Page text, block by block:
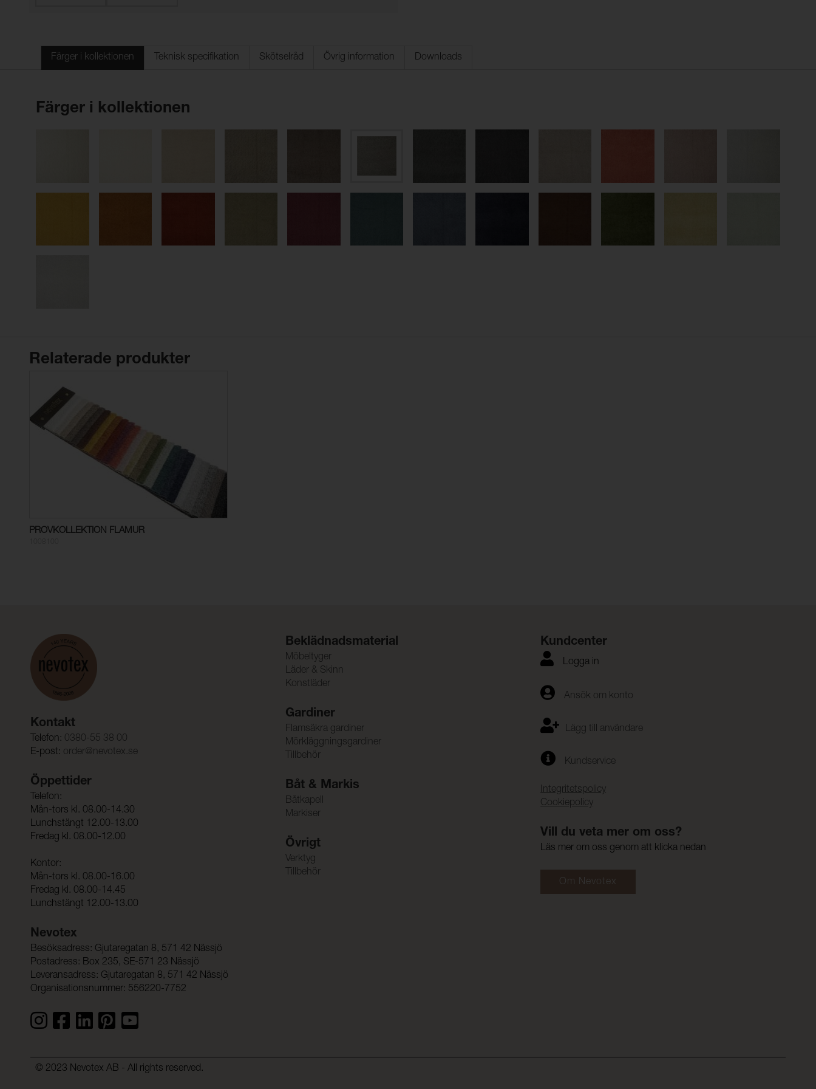
Färger i kollektionen Teknisk specifikation Skötselråd Övrig information Downloads
Färger i kollektionen
Relaterade produkter
PROVKOLLEKTION FLAMUR
Kontakt
Telefon: 0380-55 38 00
E-post: order@nevotex.se
Öppettider
Telefon:
Mån-tors kl. 08.00-14.30
Lunchstängt 12.00-13.00
Fredag kl. 08.00-12.00
Kontor:
Mån-tors kl. 08.00-16.00
Fredag kl. 08.00-14.45
Lunchstängt 12.00-13.00
Nevotex
Besöksadress: Gjutaregatan 8, 571 42 Nässjö
Postadress: Box 235, SE-571 23 Nässjö
Leveransadress: Gjutaregatan 8, 571 42 Nässjö
Organisationsnummer: 556220-7752
Beklädnadsmaterial
Möbeltyger
Läder & Skinn
Konstläder
Gardiner
Flamsäkra gardiner
Mörkläggningsgardiner
Tillbehör
Båt & Markis
Båtkapell
Markiser
Övrigt
Verktyg
Tillbehör
Kundcenter
Logga in
Ansök om konto
Lägg till användare
Kundservice
Integritetspolicy
Cookiepolicy
Vill du veta mer om oss?
Läs mer om oss genom att klicka nedan
Om Nevotex
© 2023 Nevotex AB - All rights reserved.